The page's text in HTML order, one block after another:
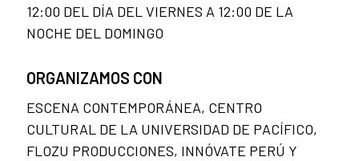
12:00 DEL DÍA DEL VIERNES A 12:00 DE LA
NOCHE DEL DOMINGO
ORGANIZAMOS CON
ESCENA CONTEMPORÁNEA, CENTRO
CULTURAL DE LA UNIVERSIDAD DE PACÍFICO,
FLOZU PRODUCCIONES, INNÓVATE PERÚ Y